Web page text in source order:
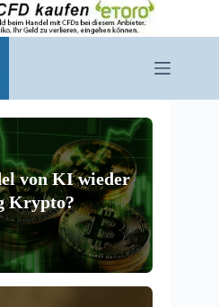
von KI wieder
Krypto?